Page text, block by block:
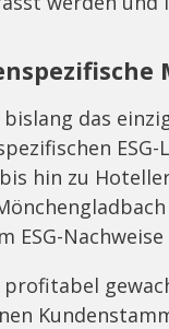
das
hin zu
ESG-